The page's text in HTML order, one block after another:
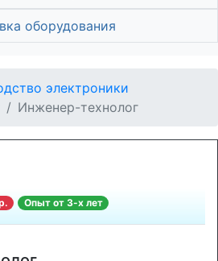
оборудования
электроники
Инженер-технолог
Опыт от 3-х лет